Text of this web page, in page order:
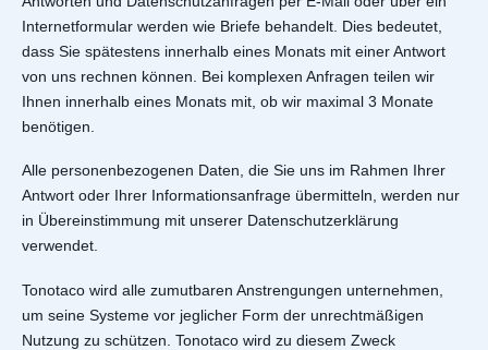
Internetformular werden wie Briefe behandelt. Dies bedeutet,
dass Sie spätestens innerhalb eines Monats mit einer Antwort
von uns rechnen können. Bei komplexen Anfragen teilen wir
Ihnen innerhalb eines Monats mit, ob wir maximal 3 Monate
benötigen.
Alle personenbezogenen Daten, die Sie uns im Rahmen Ihrer
Antwort oder Ihrer Informationsanfrage übermitteln, werden nur
in Übereinstimmung mit unserer Datenschutzerklärung
verwendet.
Tonotaco wird alle zumutbaren Anstrengungen unternehmen,
um seine Systeme vor jeglicher Form der unrechtmäßigen
Nutzung zu schützen. Tonotaco wird zu diesem Zweck